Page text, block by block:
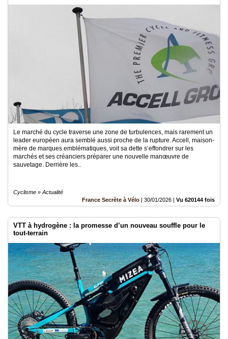
Le marché du cycle traverse une zone de turbulences, mais rarement un
leader européen aura semblé aussi proche de la rupture. Accell, maison-
mère de marques emblématiques, voit sa dette s’effondrer sur les
marchés et ses créanciers préparer une nouvelle manœuvre de
sauvetage. Derrière les..
Cyclisme » Actualité
France Secrète à Vélo | 30/01/2026 | Vu 620144 fois
VTT à hydrogène : la promesse d’un nouveau souffle pour le
tout-terrain